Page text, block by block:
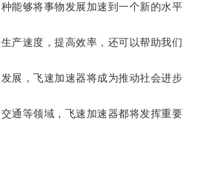
够将事物发展加速到一个新的水平
速度，提高效率，还可以帮助我们
，飞速加速器将成为推动社会进步
等领域，飞速加速器都将发挥重要